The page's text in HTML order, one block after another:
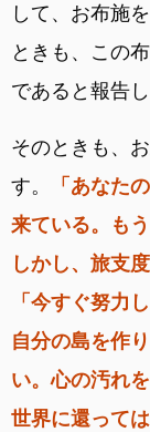
して、お布施
ときも、この
であると報告し
そのときも、
す。
「あなた
来ている。も
しかし、旅支
「今すぐ努力
自分の島を作
い。心の汚れ
世界に還って